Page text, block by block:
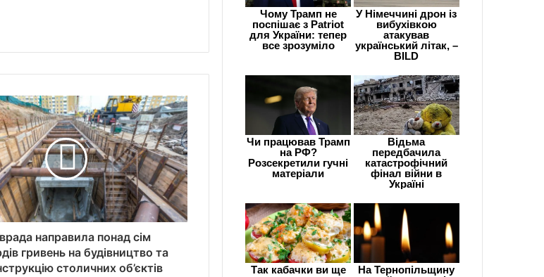
направила понад сім
гривень на будівництво та
столичних об’єктів